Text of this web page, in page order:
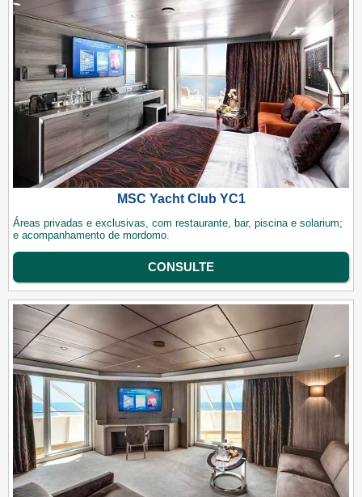
MSC Yacht Club YC1
Áreas privadas e exclusivas, com restaurante, bar, piscina e solarium;
e acompanhamento de mordomo.
CONSULTE